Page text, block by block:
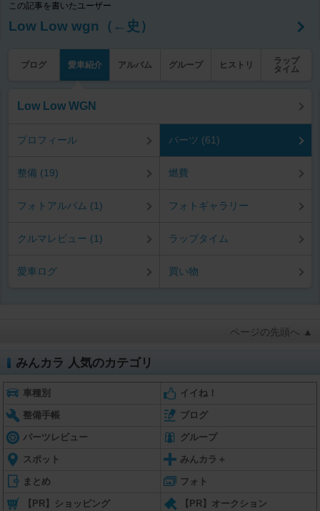
この記事を書いたユーザー
Low Low wgn（←史）
ブログ 愛車紹介 アルバム グループ ヒストリ
ラップ
タイム
Low Low WGN
プロフィール パーツ (61)
整備 (19) 燃費
フォトアルバム (1) フォトギャラリー
クルマレビュー (1) ラップタイム
愛車ログ 買い物
ページの先頭へ ▲
みんカラ 人気のカテゴリ
車種別 イイね！
整備手帳 ブログ
パーツレビュー グループ
スポット みんカラ＋
まとめ フォト
【PR】ショッピング 【PR】オークション